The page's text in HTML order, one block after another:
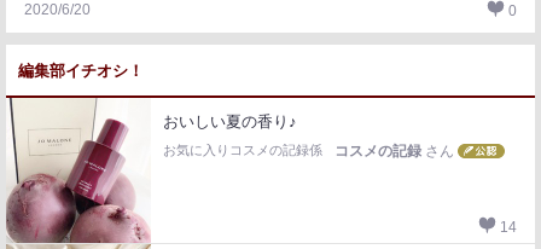
2020/6/20 0
編集部イチオシ！
おいしい夏の香り♪
お気に入りコスメの記録係 コスメの記録 さん
14